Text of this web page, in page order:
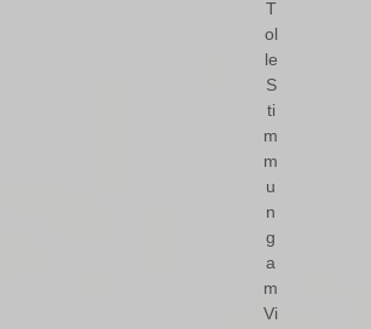
T
ol
le
S
ti
m
m
u
n
g
a
m
Vi